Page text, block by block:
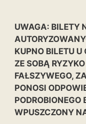
UWAGA: BILETY
KUPNO BILETU U
ZE SOBĄ
FAŁSZYWEGO,
PONOSI
PODROBIONEGO
WPUSZCZONY